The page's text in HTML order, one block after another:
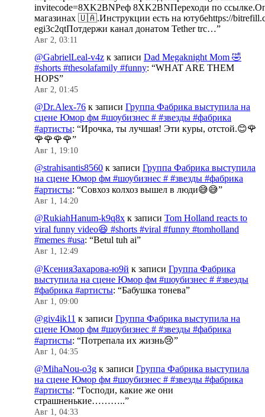
invitecode=8XK2BNРеф 8XK2BNПереходи по
магазинах 🇺🇦.Инструкции есть на ютубеhttps://
egi3c2qtПотдержи канал донатом Tether trc…”
Авг 2, 03:11
@GabrielLeal-v4z к записи Dad Megaknight Mom 🤣
#shorts #thesolafamily #funny: “WHAT ARE THEM
HOPS”
Авг 2, 01:45
@Dr.Alex-76 к записи Группа Фабрика выступила на
сцене Юмор фм #шоубизнес # #звезды #фабрика
#артисты: “Ирочка, ты лучшая! Эти куры, отстой.😊🌹
🌹🌹🌹🌹”
Авг 1, 19:10
@strahisantis8560 к записи Группа Фабрика выступила
на сцене Юмор фм #шоубизнес # #звезды #фабрика
#артисты: “Совхоз колхоз вышел в люди😅😅”
Авг 1, 14:20
@RukiahHanum-k9q8x к записи Tom Holland reacts to
viral funny video😆 #shorts #viral #funny #tomholland
#memes #usa: “Betul tuh ai”
Авг 1, 12:49
@КсенияЗахарова-ю9й к записи Группа Фабрика
выступила на сцене Юмор фм #шоубизнес # #звезды
#фабрика #артисты: “Бабушка тонева”
Авг 1, 09:00
@giv4ik11 к записи Группа Фабрика выступила на
сцене Юмор фм #шоубизнес # #звезды #фабрика
#артисты: “Потрепала их жизнь😢”
Авг 1, 04:35
@MihaNou-o3g к записи Группа Фабрика выступила
на сцене Юмор фм #шоубизнес # #звезды #фабрика
#артисты: “Господи, какие же они
страшненькие………..”
Авг 1, 04:33